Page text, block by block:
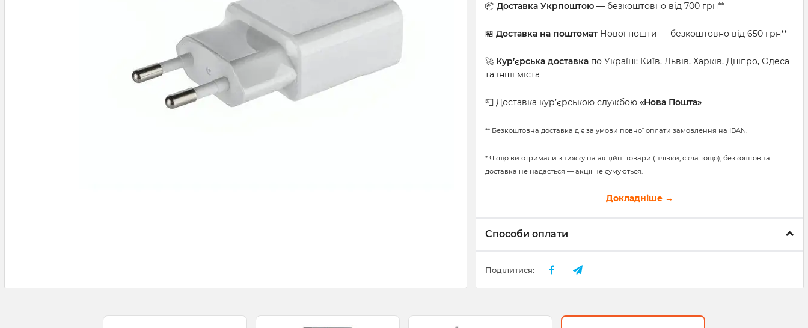
📦 Доставка Укрпоштою — безкоштовно від 700 грн**
🏪 Доставка на поштомат Нової пошти — безкоштовно від 650 грн**
🚀 Кур’єрська доставка по Україні: Київ, Львів, Харків, Дніпро, Одеса
та інші міста
📮 Доставка кур’єрською службою «Нова Пошта»
** Безкоштовна доставка діє за умови повної оплати замовлення на IBAN.
* Якщо ви отримали знижку на акційні товари (плівки, скла тощо), безкоштовна
доставка не надається — акції не сумуються.
Докладніше →
Способи оплати
Поділитися: